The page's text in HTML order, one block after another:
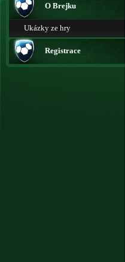
O Brejku
Ukázky ze hry
Registrace